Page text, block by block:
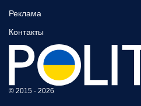
Реклама
Контакты
© 2015 - 2026